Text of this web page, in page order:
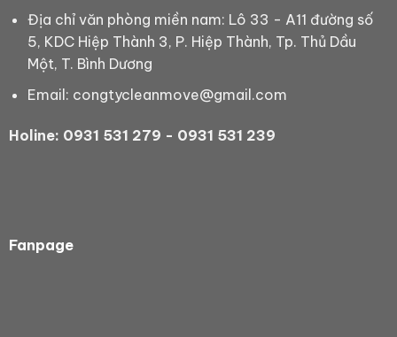
Địa chỉ văn phòng miền nam: Lô 33 - A11 đường số
5, KDC Hiệp Thành 3, P. Hiệp Thành, Tp. Thủ Dầu
Một, T. Bình Dương
Email: congtycleanmove@gmail.com
Holine: 0931 531 279 - 0931 531 239
Fanpage